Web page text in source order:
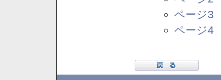
ページ3
ページ4